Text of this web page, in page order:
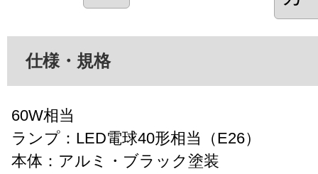
仕様・規格
60W相当
ランプ：LED電球40形相当（E26）
本体：アルミ・ブラック塗装